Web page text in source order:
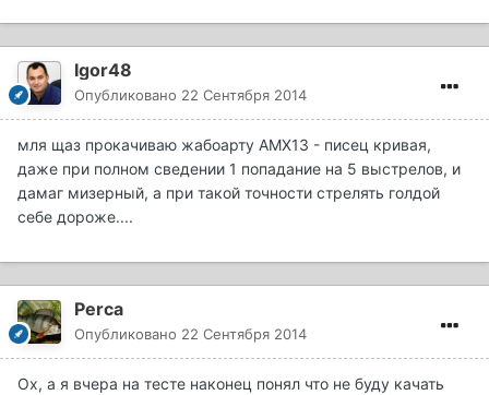
Igor48
Опубликовано 22 Сентября 2014
мля щаз прокачиваю жабоарту АМХ13 - писец кривая,
даже при полном сведении 1 попадание на 5 выстрелов, и
дамаг мизерный, а при такой точности стрелять голдой
себе дороже....
Perca
Опубликовано 22 Сентября 2014
Ох, а я вчера на тесте наконец понял что не буду качать